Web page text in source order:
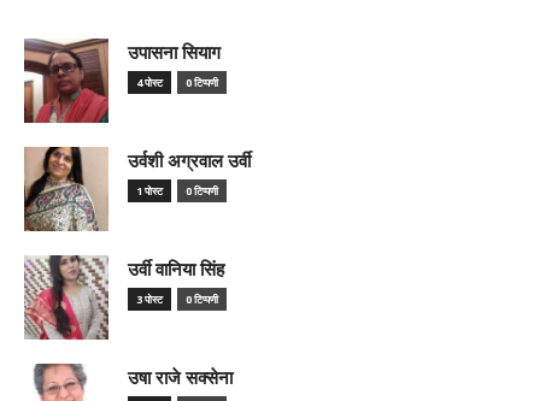
उपासना सियाग
4 पोस्ट 0 टिप्पणी
उर्वशी अग्रवाल उर्वी
1 पोस्ट 0 टिप्पणी
उर्वी वानिया सिंह
3 पोस्ट 0 टिप्पणी
उषा राजे सक्सेना